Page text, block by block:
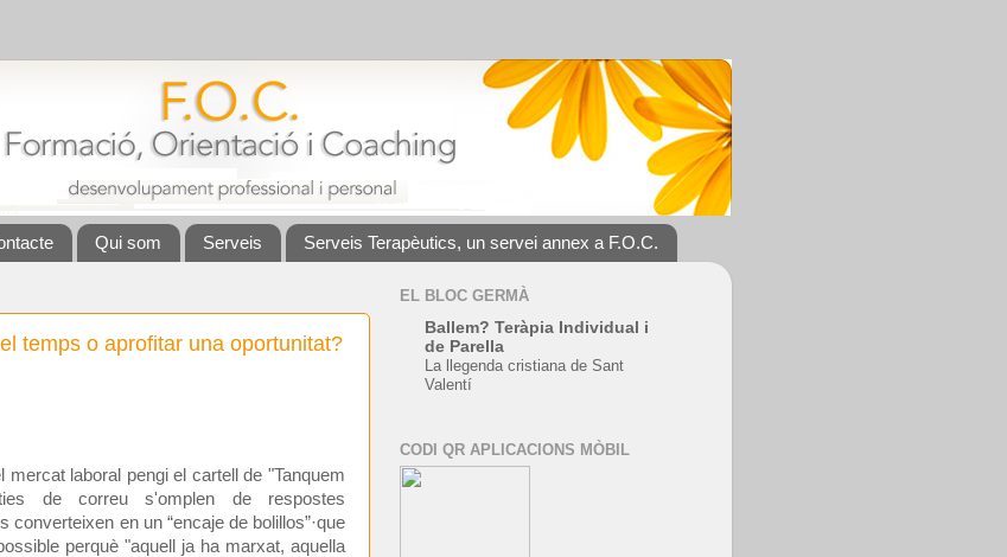
Qui som Serveis Serveis Terapèutics, un servei annex a F.O.C.
temps o aprofitar una oportunitat?
mercat laboral pengi el cartell de "Tanquem
de correu s'omplen de respostes
converteixen en un “encaje de bolillos”·que
perquè "aquell ja ha marxat, aquella
EL BLOC GERMÀ
Ballem? Teràpia Individual i
de Parella
La llegenda cristiana de Sant
Valentí
CODI QR APLICACIONS MÒBIL